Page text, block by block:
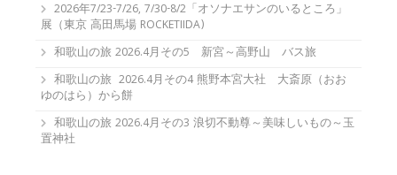
2026年7/23-7/26, 7/30-8/2「オソナエサンのいるところ」
展（東京 高田馬場 ROCKETIIDA)
和歌山の旅 2026.4月その5 新宮～高野山 バス旅
和歌山の旅 2026.4月その4 熊野本宮大社 大斎原（おお
ゆのはら）から餅
和歌山の旅 2026.4月その3 浪切不動尊～美味しいもの～玉
置神社